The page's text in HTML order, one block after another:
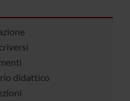
didattico